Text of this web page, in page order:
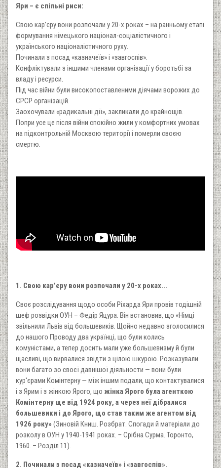
Яри – є спільні риси:
Свою кар’єру вони розпочали у 20-х роках – на ранньому етапі
формування німецького націонал-соціалістичного і
українського націоналістичного руху.
Починали з посад «казначеїв» і «завгоспів».
Конфліктували з іншими членами організації у боротьбі за
владу і ресурси.
Під час війни були високопоставленими діячами ворожих до
СРСР організацій.
Заохочували «радикальні дії», закликали до крайнощів.
Попри усе це після війни спокійно жили у комфортних умовах
на підконтрольній Москвою території і померли своєю
смертю.
1. Свою кар’єру вони розпочали у 20-х роках...
Своє розслідування щодо особи Ріхарда Яри провів тодішній
шеф розвідки ОУН – Федір Яцура. Він встановив, що «Німці
звільнили Львів від большевиків. Щойно недавно зголосилися
до нашого Проводу два українці, що були колись
комуністами, а тепер досить мали уже большевизму й були
щасливі, що вирвалися звідти з цілою шкурою. Розказували
вони багато зо своєї давнішої діяльности — вони були
кур'єрами Комінтерну — між іншим подали, що контактувалися
і з Ярим і з жінкою Ярого, що жінка Ярого була агенткою
Комінтерну ще від 1924 року, а через неї дібралися
большевики і до Ярого, що став таким же агентом від
1926 року» (Зиновій Книш. Розбрат. Спогади й матеріали до
розколу в ОУН у 1940-1941 роках. – Срібна Сурма. Торонто,
1960. – Розділ 11).
2. Починали з посад «казначеїв» і «завгоспів».